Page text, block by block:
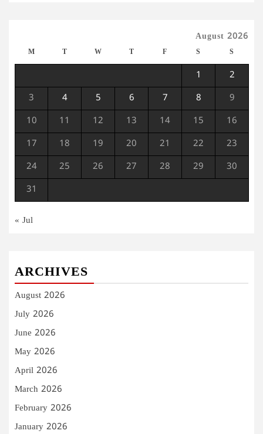
August 2026
M T W T F S S
1 2
3 4 5 6 7 8 9
10 11 12 13 14 15 16
17 18 19 20 21 22 23
24 25 26 27 28 29 30
31
« Jul
ARCHIVES
August 2026
July 2026
June 2026
May 2026
April 2026
March 2026
February 2026
January 2026